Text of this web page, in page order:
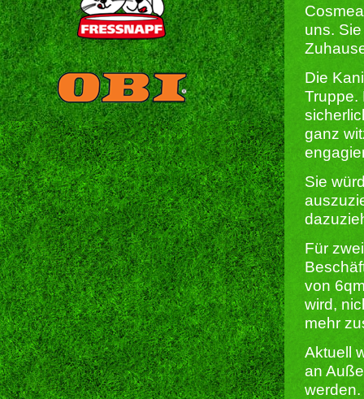
uns.
Die
Truppe.
ganz
Sie
Für
von
wird,
mehr
Aktuell
an
werden.